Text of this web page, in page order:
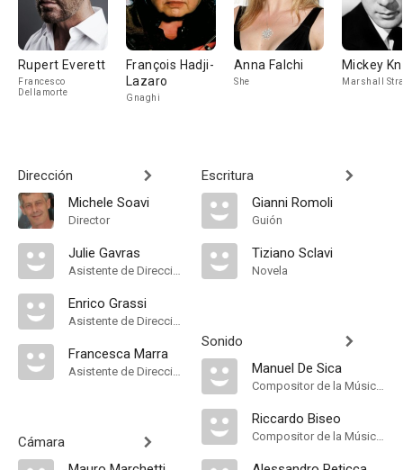
Rupert Everett
Francesco
Dellamorte
François Hadji-
Lazaro
Gnaghi
Anna Falchi
She
Mickey
Marshall
Dirección
Michele Soavi
Director
Julie Gavras
Asistente de Dirección
Enrico Grassi
Asistente de Dirección
Francesca Marra
Asistente de Dirección
Cámara
Escritura
Gianni Romoli
Guión
Tiziano Sclavi
Novela
Sonido
Manuel De Sica
Compositor de la Música Original
Riccardo Biseo
Compositor de la Música Original